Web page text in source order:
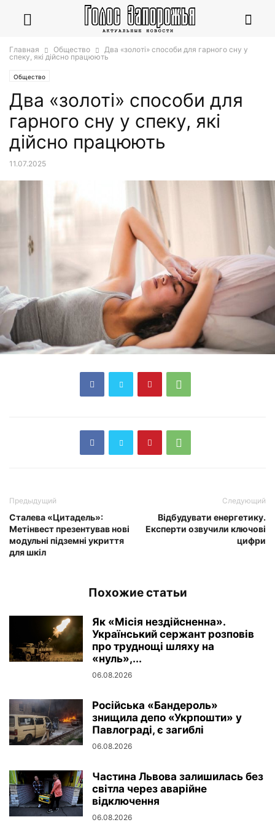
Главная Общество
Два «золоті» способи для гарного сну у
спеку, які дійсно працюють
Общество
Два «золоті» способи для
гарного сну у спеку, які
дійсно працюють
11.07.2025
Предыдущий
Сталева «Цитадель»:
Метінвест презентував нові
модульні підземні укриття
для шкіл
Следующий
Відбудувати енергетику.
Експерти озвучили ключові
цифри
Похожие статьи
Як «Місія нездійсненна».
Український сержант розповів
про труднощі шляху на
«нуль»,...
06.08.2026
Російська «Бандероль»
знищила депо «Укрпошти» у
Павлограді, є загиблі
06.08.2026
Частина Львова залишилась без
світла через аварійне
відключення
06.08.2026